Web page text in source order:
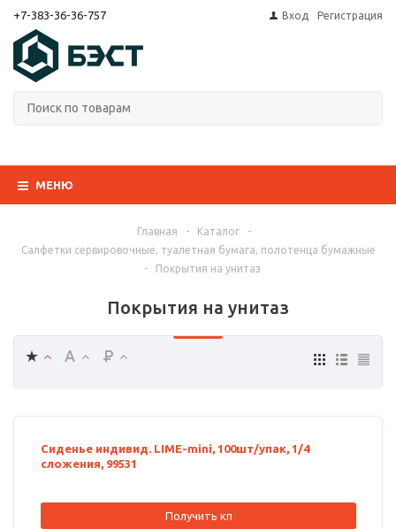
+7-383-36-36-757 Вход Регистрация
МЕНЮ
Главная - Каталог
-
Салфетки сервировочные, туалетная бумага, полотенца бумажные
-
Покрытия на унитаз
Покрытия на унитаз
Сиденье индивид. LIME-mini, 100шт/упак, 1/4
сложения, 99531
Получить кп